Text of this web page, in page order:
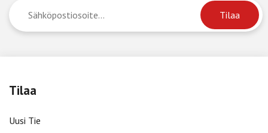
Tilaa
Uusi Tie